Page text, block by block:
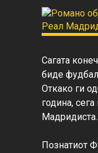
Сагата
биде
Откако ги
година,
Мадридиста.
Познатиот